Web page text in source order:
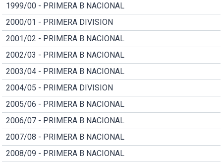
1999/00 - PRIMERA B NACIONAL
2000/01 - PRIMERA DIVISION
2001/02 - PRIMERA B NACIONAL
2002/03 - PRIMERA B NACIONAL
2003/04 - PRIMERA B NACIONAL
2004/05 - PRIMERA DIVISION
2005/06 - PRIMERA B NACIONAL
2006/07 - PRIMERA B NACIONAL
2007/08 - PRIMERA B NACIONAL
2008/09 - PRIMERA B NACIONAL